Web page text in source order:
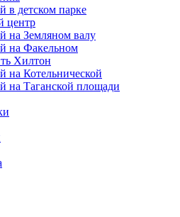
в детском парке
центр
на Земляном валу
на Факельном
Хилтон
на Котельнической
на Таганской площади